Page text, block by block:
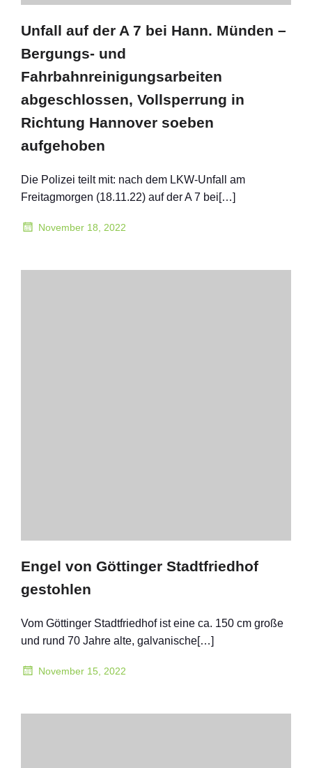
Unfall auf der A 7 bei Hann. Münden –
Bergungs- und
Fahrbahnreinigungsarbeiten
abgeschlossen, Vollsperrung in
Richtung Hannover soeben
aufgehoben
Die Polizei teilt mit: nach dem LKW-Unfall am
Freitagmorgen (18.11.22) auf der A 7 bei[…]
November 18, 2022
Engel von Göttinger Stadtfriedhof
gestohlen
Vom Göttinger Stadtfriedhof ist eine ca. 150 cm große
und rund 70 Jahre alte, galvanische[…]
November 15, 2022